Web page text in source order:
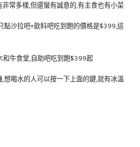
常多樣,但還蠻有誠意的,有主食也有小菜
點沙拉吧+飲料吧吃到飽的價格是$399,這
想喝水的人可以按一下上面的鍵,就有冰溫